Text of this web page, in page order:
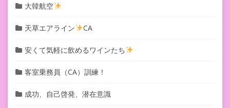
大韓航空
天草エアライン CA
安くて気軽に飲めるワインたち
客室乗務員（CA）訓練！
成功、自己啓発、潜在意識